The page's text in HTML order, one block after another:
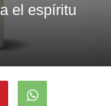
el espíritu